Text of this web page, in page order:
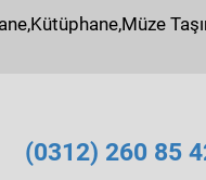
(0312) 260 85